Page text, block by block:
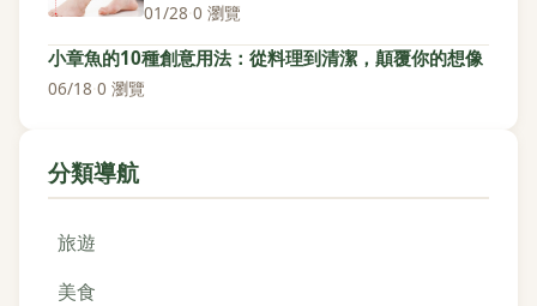
01/28·0 瀏覽
小章魚的10種創意用法：從料理到清潔，顛覆你的想像
06/18·0 瀏覽
分類導航
旅遊
美食